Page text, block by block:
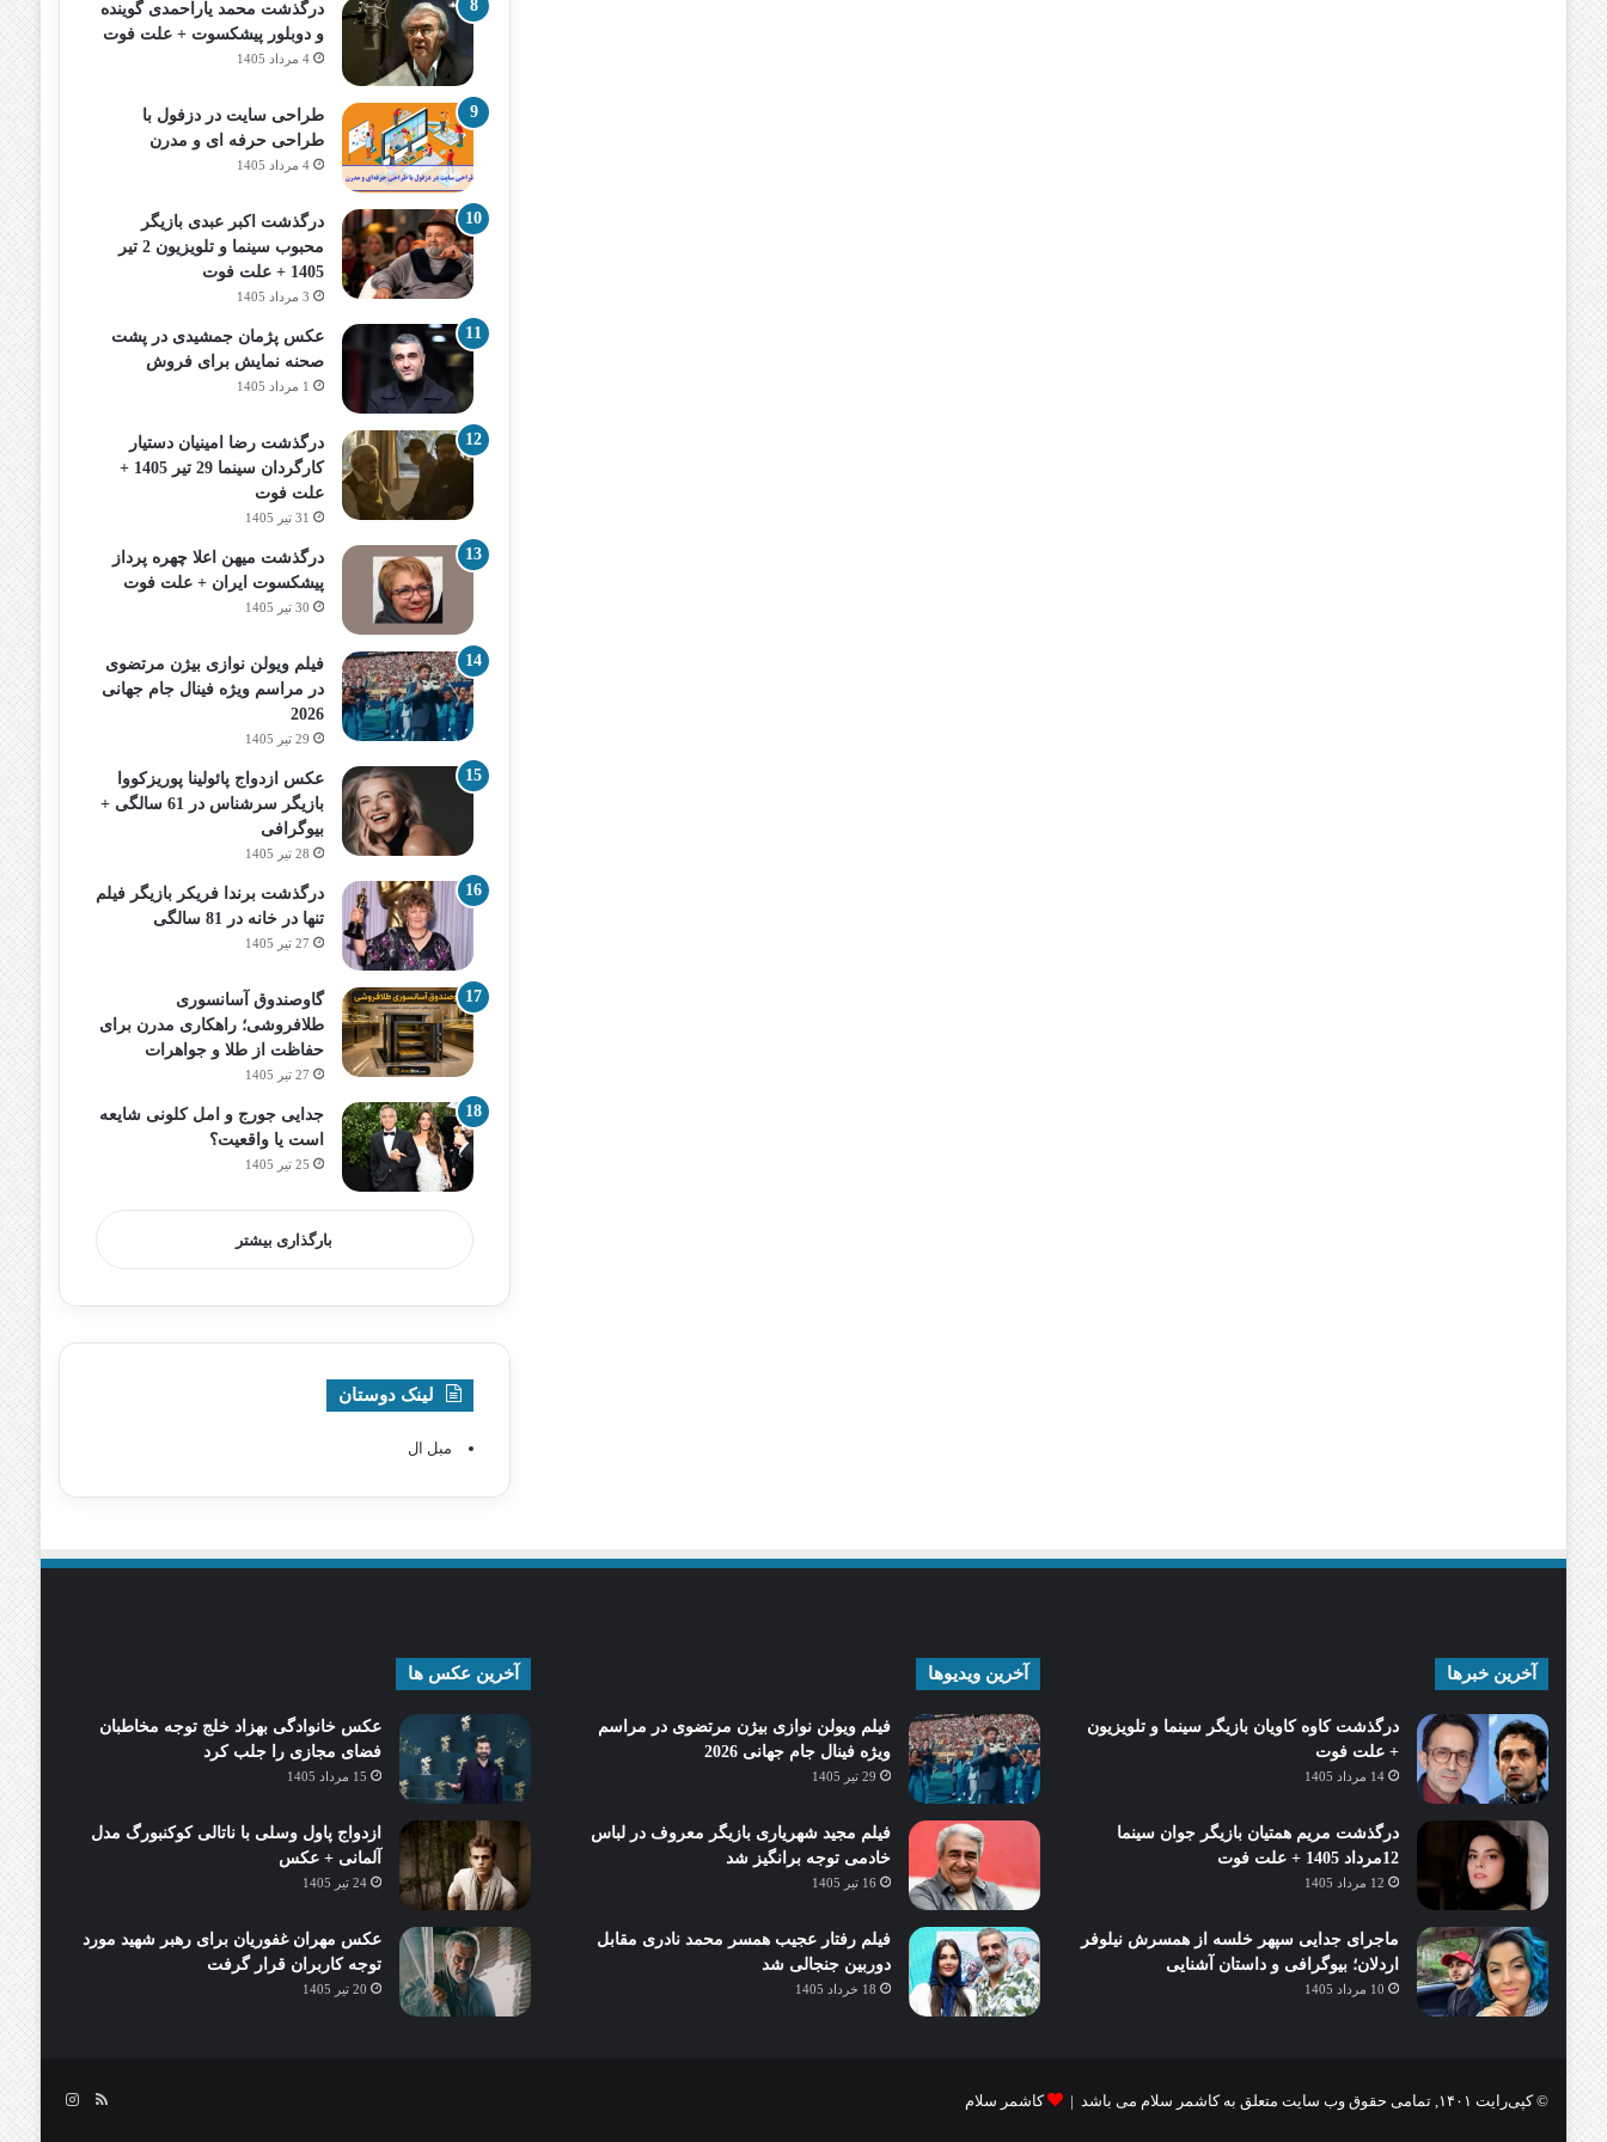
درگذشت محمد یاراحمدی گوینده
و دوبلور پیشکسوت + علت فوت
4 مرداد 1405
طراحی سایت در دزفول با
طراحی حرفه‌ ای و مدرن
4 مرداد 1405
درگذشت اکبر عبدی بازیگر
محبوب سینما و تلویزیون 2 تیر
1405 + علت فوت
3 مرداد 1405
عکس پژمان جمشیدی در پشت
صحنه نمایش برای فروش
1 مرداد 1405
درگذشت رضا امینیان دستیار
کارگردان سینما 29 تیر 1405 +
علت فوت
31 تیر 1405
درگذشت میهن اعلا چهره پرداز
پیشکسوت ایران + علت فوت
30 تیر 1405
فیلم ویولن نوازی بیژن مرتضوی
در مراسم ویژه فینال جام جهانی
2026
29 تیر 1405
عکس ازدواج پائولینا پوریزکووا
بازیگر سرشناس در 61 سالگی +
بیوگرافی
28 تیر 1405
درگذشت برندا فریکر بازیگر فیلم
تنها در خانه در 81 سالگی
27 تیر 1405
گاوصندوق آسانسوری
طلافروشی؛ راهکاری مدرن برای
حفاظت از طلا و جواهرات
27 تیر 1405
جدایی جورج و امل کلونی شایعه
است یا واقعیت؟
25 تیر 1405
بارگذاری بیشتر
لینک دوستان
مبل ال
آخرین خبرها
درگذشت کاوه کاویان بازیگر سینما و تلویزیون
+ علت فوت
14 مرداد 1405
درگذشت مریم همتیان بازیگر جوان سینما
12مرداد 1405 + علت فوت
12 مرداد 1405
ماجرای جدایی سپهر خلسه از همسرش نیلوفر
اردلان؛ بیوگرافی و داستان آشنایی
10 مرداد 1405
آخرین ویدیوها
فیلم ویولن نوازی بیژن مرتضوی در مراسم
ویژه فینال جام جهانی 2026
29 تیر 1405
فیلم مجید شهریاری بازیگر معروف در لباس
خادمی توجه برانگیز شد
16 تیر 1405
فیلم رفتار عجیب همسر محمد نادری مقابل
دوربین جنجالی شد
18 خرداد 1405
آخرین عکس ها
عکس خانوادگی بهزاد خلج توجه مخاطبان
فضای مجازی را جلب کرد
15 مرداد 1405
ازدواج پاول وسلی با ناتالی کوکنبورگ مدل
آلمانی + عکس
24 تیر 1405
عکس مهران غفوریان برای رهبر شهید مورد
توجه کاربران قرار گرفت
20 تیر 1405
© کپی‌رایت ۱۴۰۱, تمامی حقوق وب سایت متعلق به کاشمر سلام می باشد | کاشمر سلام خوراکاینستاگرام